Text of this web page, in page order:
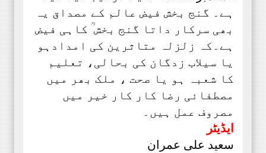
ہے۔ گنج بخش فیض عالم کے مصداق یہ
بھی سرکار داتا گنج بخش ؒ کاہی فیض
ہے۔کہ زلزلہ متاثرین کی امدادہو
یا سیلاب زدگان کی بحالی، تعلیم
کا شعبہ ہو یا صحت ، ملک بھر میں
مصطفائی رضا کار کار خیر میں
مصروف عمل ہیں۔
ایڈیٹر
سعید علی عمران